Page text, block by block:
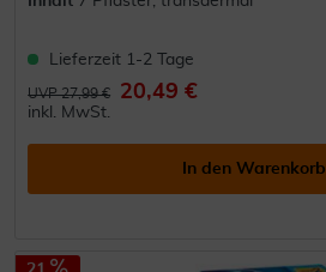
Lieferzeit 1-2 Tage
UVP 27,99 € 20,49 €
inkl. MwSt.
In den Warenkorb